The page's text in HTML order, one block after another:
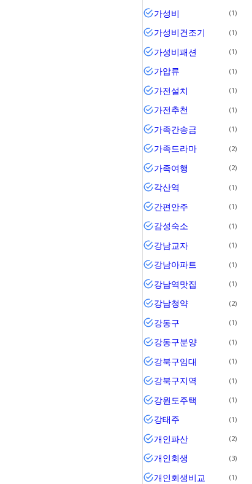
가성비 1
가성비건조기 1
가성비패션 1
가압류 1
가전설치 1
가전추천 1
가족간송금 1
가족드라마 2
가족여행 2
각산역 1
간편안주 1
감성숙소 1
강남교자 1
강남아파트 1
강남역맛집 1
강남청약 2
강동구 1
강동구분양 1
강북구임대 1
강북구지역 1
강원도주택 1
강태주 1
개인파산 2
개인회생 3
개인회생비교 1